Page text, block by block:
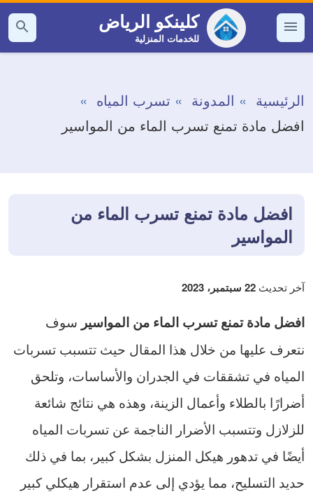
التجاوز
إلى القائمة
كلينكو الرياض
للخدمات المنزلية
بحث
عن
الرئيسية المدونة
تسرب المياه
افضل مادة تمنع تسرب الماء من المواسير
افضل مادة تمنع تسرب الماء من
المواسير
آخر تحديث 22 سبتمبر، 2023
افضل مادة تمنع تسرب الماء من المواسير سوف
نتعرف عليها من خلال هذا المقال حيث تتسبب تسربات
المياه في تشققات في الجدران والأساسات، وتلحق
أضرارًا بالطلاء وأعمال الزينة، وهذه هي نتائج شائعة
للزلازل وتتسبب الأضرار الناجمة عن تسربات المياه
أيضًا في تدهور هيكل المنزل بشكل كبير، بما في ذلك
حديد التسليح، مما يؤدي إلى عدم استقرار هيكلي كبير